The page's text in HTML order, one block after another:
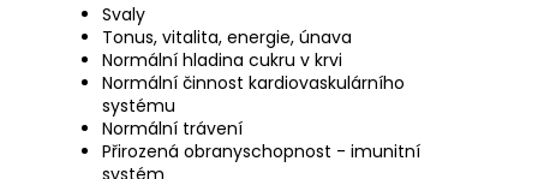
Svaly
Tonus, vitalita, energie, únava
Normální hladina cukru v krvi
Normální činnost kardiovaskulárního
systému
Normální trávení
Přirozená obranyschopnost - imunitní
systém